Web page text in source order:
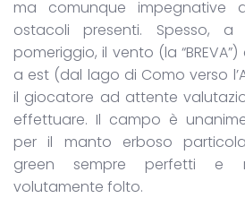
ma comunque impegnative
ostacoli presenti. Spesso,
pomeriggio, il vento (la
a est (dal lago di Como verso
il giocatore ad attente
effettuare. Il campo è
per il manto erboso
green sempre perfetti e
volutamente folto.